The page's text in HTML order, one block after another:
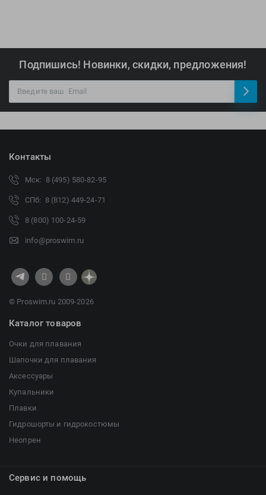
Подпишись! Новинки, скидки, предложения!
Контакты
Мск: 8 (495) 580-82-95
СПб: 8 (812) 449-24-71
8 (800) 100-24-59
info@proswim.ru
© Proswim.ru 2009-2026
Каталог товаров
Очки для плавания
Шапочки для плавания
Аксессуары
Купальники
Плавки
Гидрошорты и гидрокостюмы
Неопрен
Сервис и помощь